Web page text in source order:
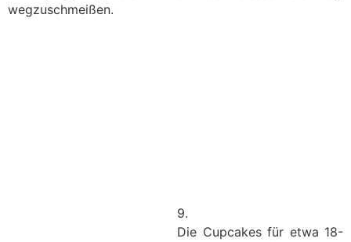
wegzuschmeißen.
9.
Die Cupcakes für etwa 18-